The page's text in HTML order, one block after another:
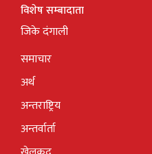
विशेष सम्बादाता
जिके दंगाली
समाचार
अर्थ
अन्तराष्ट्रिय
अन्तर्वार्ता